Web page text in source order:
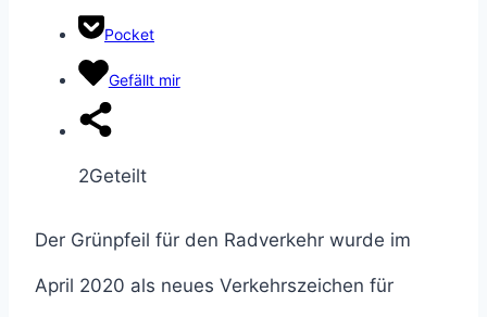
Pocket
Gefällt mir
2Geteilt
Der Grünpfeil für den Radverkehr wurde im
April 2020 als neues Verkehrszeichen für